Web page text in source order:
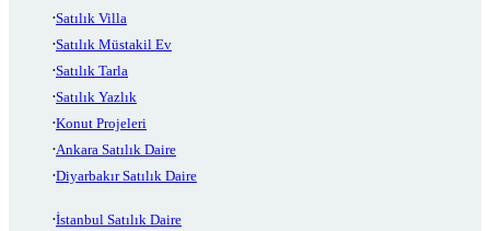
Satılık Villa
Satılık Müstakil Ev
Satılık Tarla
Satılık Yazlık
Konut Projeleri
Ankara Satılık Daire
Diyarbakır Satılık Daire
İstanbul Satılık Daire